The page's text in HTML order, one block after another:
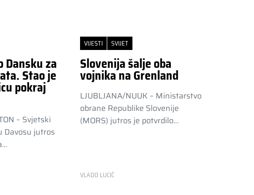
Dansku za
Stao je
pokraj
– Svjetski
Davosu jutros
VIJESTI SVIJET
Slovenija šalje oba
vojnika na Grenland
LJUBLJANA/NUUK – Ministarstvo
obrane Republike Slovenije
(MORS) jutros je potvrdilo…
VLADO LUCIĆ